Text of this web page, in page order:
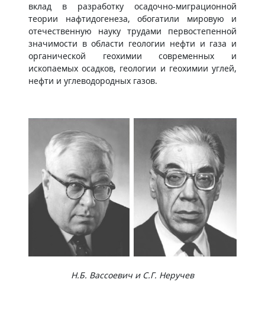
вклад в разработку осадочно-миграционной
теории нафтидогенеза, обогатили мировую и
отечественную науку трудами первостепенной
значимости в области геологии нефти и газа и
органической геохимии современных и
ископаемых осадков, геологии и геохимии углей,
нефти и углеводородных газов.
Н.Б. Вассоевич и С.Г. Неручев